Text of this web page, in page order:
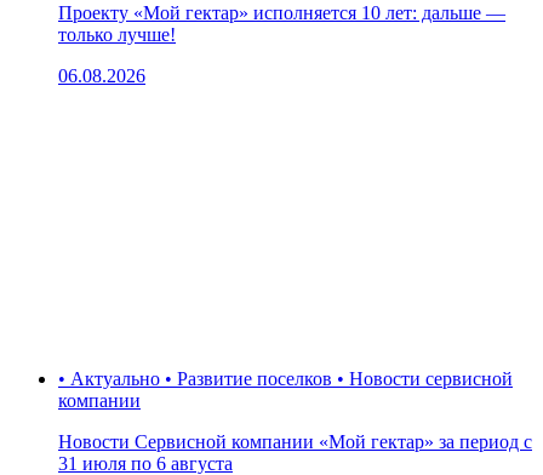
Проекту «Мой гектар» исполняется 10 лет: дальше —
только лучше!
06.08.2026
• Актуально • Развитие поселков • Новости сервисной
компании
Новости Сервисной компании «Мой гектар» за период с
31 июля по 6 августа